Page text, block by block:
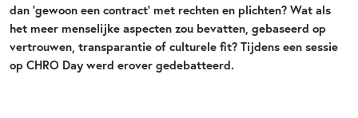
dan ‘gewoon een contract’ met rechten en plichten? Wat als
het meer menselijke aspecten zou bevatten, gebaseerd op
vertrouwen, transparantie of culturele fit? Tijdens een sessie
op CHRO Day werd erover gedebatteerd.